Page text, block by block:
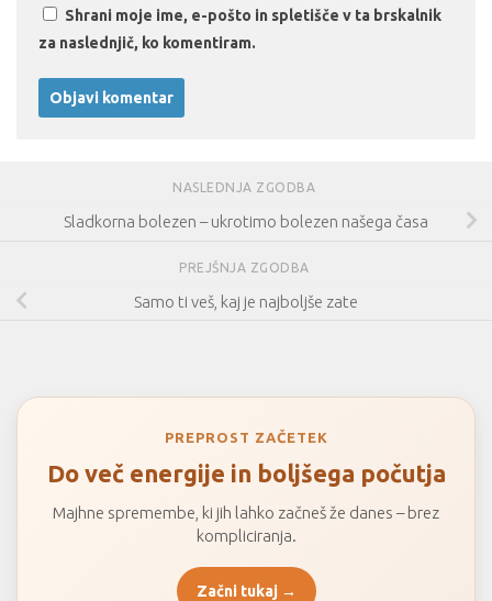
Shrani moje ime, e-pošto in spletišče v ta brskalnik
za naslednjič, ko komentiram.
NASLEDNJA ZGODBA
Sladkorna bolezen – ukrotimo bolezen našega časa
PREJŠNJA ZGODBA
Samo ti veš, kaj je najboljše zate
PREPROST ZAČETEK
Do več energije in boljšega počutja
Majhne spremembe, ki jih lahko začneš že danes – brez
kompliciranja.
Začni tukaj →